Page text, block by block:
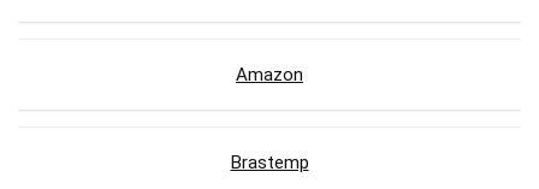
Amazon
Brastemp